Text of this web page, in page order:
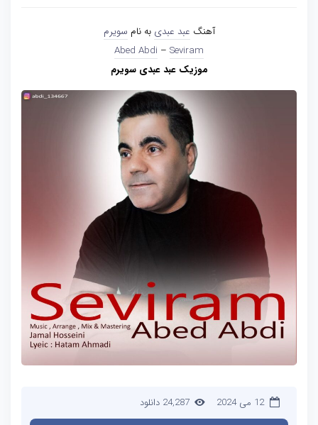
آهنگ عبد عبدی به نام سویرم
Abed Abdi – Seviram
موزیک عبد عبدی سویرم
12 می 2024 24,287 دانلود